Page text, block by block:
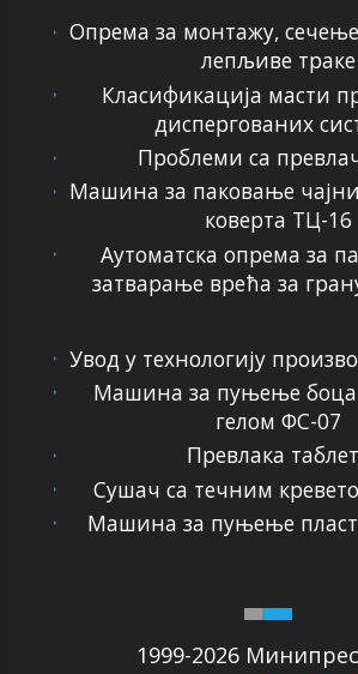
Опрема за монтажу,
лепљиве траке
Класификација масти
диспергованих
Проблеми са
Машина за паковање
коверта ТЦ-16
Аутоматска опрема за
затварање врећа за
1999-2026
Увод у технологију
Машина за пуњење боца
гелом ФС-07
Превлака
Сушач са течним
Машина за пуњење